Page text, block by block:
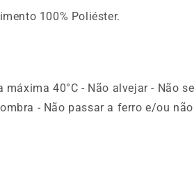
100% Poliéster.
40°C - Não alvejar - Não
- Não passar a ferro e/ou